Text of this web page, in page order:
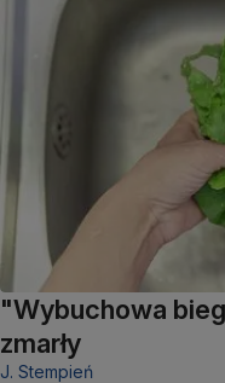
"Wybuchowa
zmarły
J. Stempień